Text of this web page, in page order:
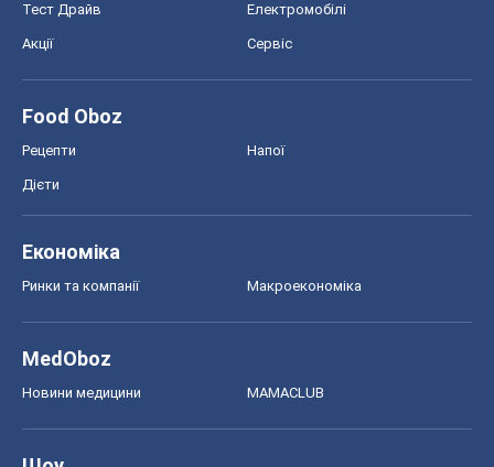
Тест Драйв Електромобілі
Акції Сервіс
Food Oboz
Рецепти Напої
Дієти
Економіка
Ринки та компанії Макроекономіка
MedOboz
Новини медицини MAMACLUB